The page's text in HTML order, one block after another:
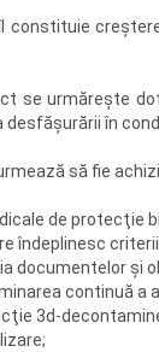
constituie
se urmărește
în
să fie
de protecţie
îndeplinesc
documentelor şi
continuă a
3d-